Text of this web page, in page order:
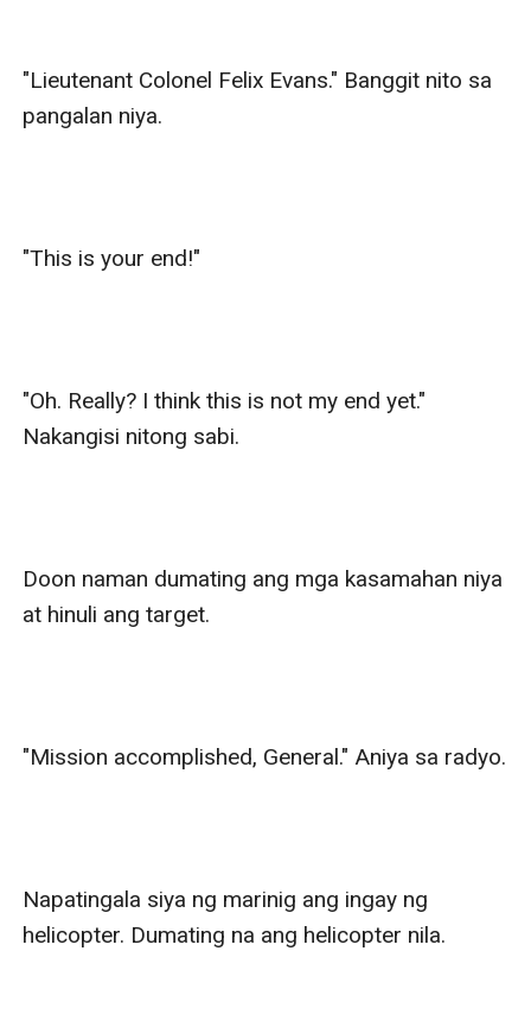
"Lieutenant Colonel Felix Evans." Banggit nito sa
pangalan niya.
"This is your end!"
"Oh. Really? I think this is not my end yet."
Nakangisi nitong sabi.
Doon naman dumating ang mga kasamahan niya
at hinuli ang target.
"Mission accomplished, General." Aniya sa radyo.
Napatingala siya ng marinig ang ingay ng
helicopter. Dumating na ang helicopter nila.